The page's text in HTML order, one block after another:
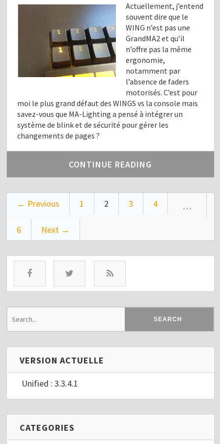
Actuellement, j’entend
souvent dire que le
WING n’est pas une
GrandMA2 et qu’il
n’offre pas la même
ergonomie,
notamment par
l’absence de faders
motorisés. C’est pour
moi le plus grand défaut des WINGS vs la console mais
savez-vous que MA-Lighting a pensé à intégrer un
système de blink et de sécurité pour gérer les
changements de pages ?
CONTINUE READING
← Previous 1 2 3 4 …
6 Next →
VERSION ACTUELLE
Unified : 3.3.4.1
CATEGORIES